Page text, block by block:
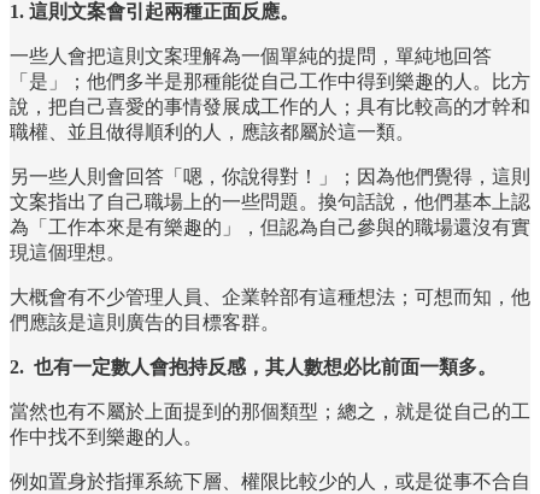
1. 這則文案會引起兩種正面反應。
一些人會把這則文案理解為一個單純的提問，單純地回答
「是」；他們多半是那種能從自己工作中得到樂趣的人。比方
說，把自己喜愛的事情發展成工作的人；具有比較高的才幹和
職權、並且做得順利的人，應該都屬於這一類。
另一些人則會回答「嗯，你說得對！」；因為他們覺得，這則
文案指出了自己職場上的一些問題。換句話說，他們基本上認
為「工作本來是有樂趣的」，但認為自己參與的職場還沒有實
現這個理想。
大概會有不少管理人員、企業幹部有這種想法；可想而知，他
們應該是這則廣告的目標客群。
2. 也有一定數人會抱持反感，其人數想必比前面一類多。
當然也有不屬於上面提到的那個類型；總之，就是從自己的工
作中找不到樂趣的人。
例如置身於指揮系統下層、權限比較少的人，或是從事不合自